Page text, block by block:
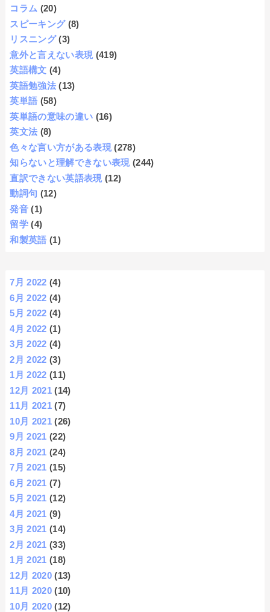
コラム (20)
スピーキング (8)
リスニング (3)
意外と言えない表現 (419)
英語構文 (4)
英語勉強法 (13)
英単語 (58)
英単語の意味の違い (16)
英文法 (8)
色々な言い方がある表現 (278)
知らないと理解できない表現 (244)
直訳できない英語表現 (12)
動詞句 (12)
発音 (1)
留学 (4)
和製英語 (1)
7月 2022 (4)
6月 2022 (4)
5月 2022 (4)
4月 2022 (1)
3月 2022 (4)
2月 2022 (3)
1月 2022 (11)
12月 2021 (14)
11月 2021 (7)
10月 2021 (26)
9月 2021 (22)
8月 2021 (24)
7月 2021 (15)
6月 2021 (7)
5月 2021 (12)
4月 2021 (9)
3月 2021 (14)
2月 2021 (33)
1月 2021 (18)
12月 2020 (13)
11月 2020 (10)
10月 2020 (12)